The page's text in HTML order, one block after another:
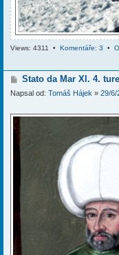
Views: 4311 • Komentáře: 3 •
P
í
p
e
Stato da Mar XI. 4.
Napsal od: Tomáš Hájek » 29/6/